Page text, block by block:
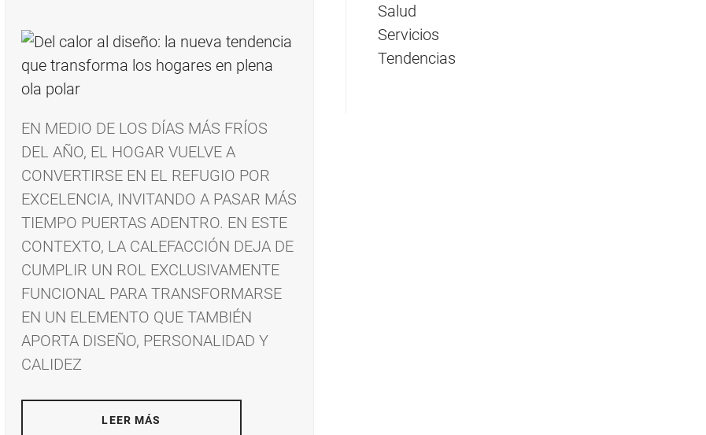
EN MEDIO DE LOS DÍAS MÁS FRÍOS
DEL AÑO, EL HOGAR VUELVE A
CONVERTIRSE EN EL REFUGIO POR
EXCELENCIA, INVITANDO A PASAR MÁS
TIEMPO PUERTAS ADENTRO. EN ESTE
CONTEXTO, LA CALEFACCIÓN DEJA DE
CUMPLIR UN ROL EXCLUSIVAMENTE
FUNCIONAL PARA TRANSFORMARSE
EN UN ELEMENTO QUE TAMBIÉN
APORTA DISEÑO, PERSONALIDAD Y
CALIDEZ
LEER MÁS
Salud
Servicios
Tendencias